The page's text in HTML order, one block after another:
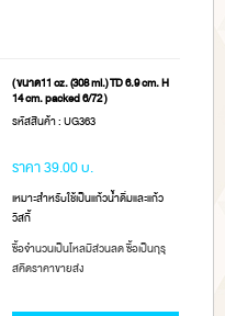
( ขนาด11 oz. (308 ml.) TD 6.9 cm. H
14 cm. packed 6/72 )
รหัสสินค้า : UG363
ราคา 39.00 บ.
เหมาะสำหรับใช้เป็นแก้วน้ำดื่มและแก้ว
วิสกี้
ซื้อจำนวนเป็นโหลมีส่วนลด ซื้อเป็นกุรุ
สคิดราคาขายส่ง